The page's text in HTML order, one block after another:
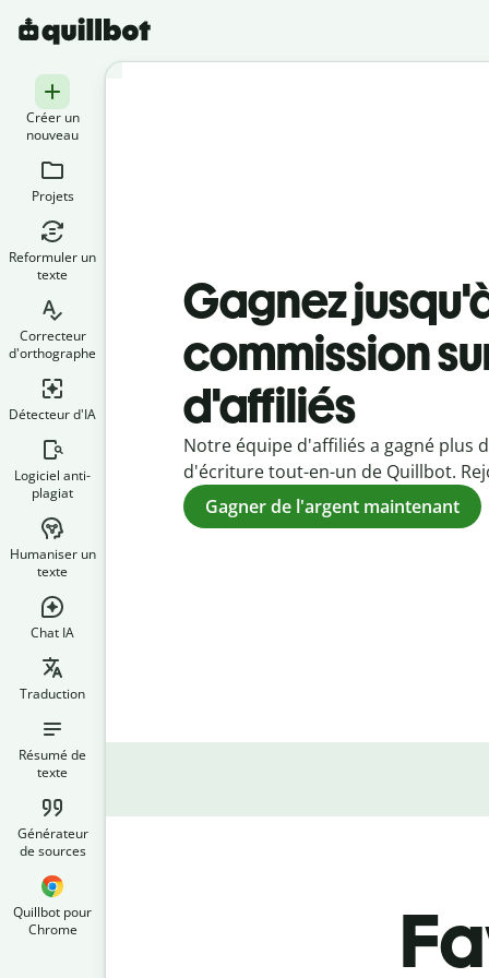
Créer un
nouveau
Projets
Reformuler un
texte
Correcteur
d'orthographe
Détecteur d'IA
Logiciel anti-
plagiat
Humaniser un
texte
Chat IA
Traduction
Résumé de
texte
Générateur
de sources
Quillbot pour
Chrome
Gagnez
commission
d'affiliés
Notre équipe d'affiliés a gagné plus
d'écriture tout-en-un de Quillbot.
Gagner de l'argent maintenant